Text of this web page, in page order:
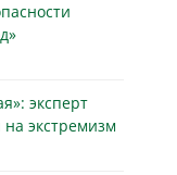
эксперт
экстремизм